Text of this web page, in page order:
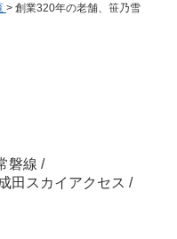
> 創業320年の老舗、笹乃雪
磐線 /
成田スカイアクセス /